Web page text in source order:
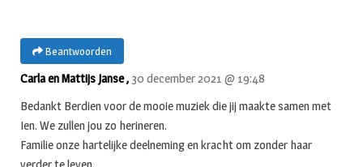
Beantwoorden
Carla en Mattijs Janse , 30 december 2021 @ 19:48
Bedankt Berdien voor de mooie muziek die jij maakte samen met
Ien. We zullen jou zo herineren.
Familie onze hartelijke deelneming en kracht om zonder haar